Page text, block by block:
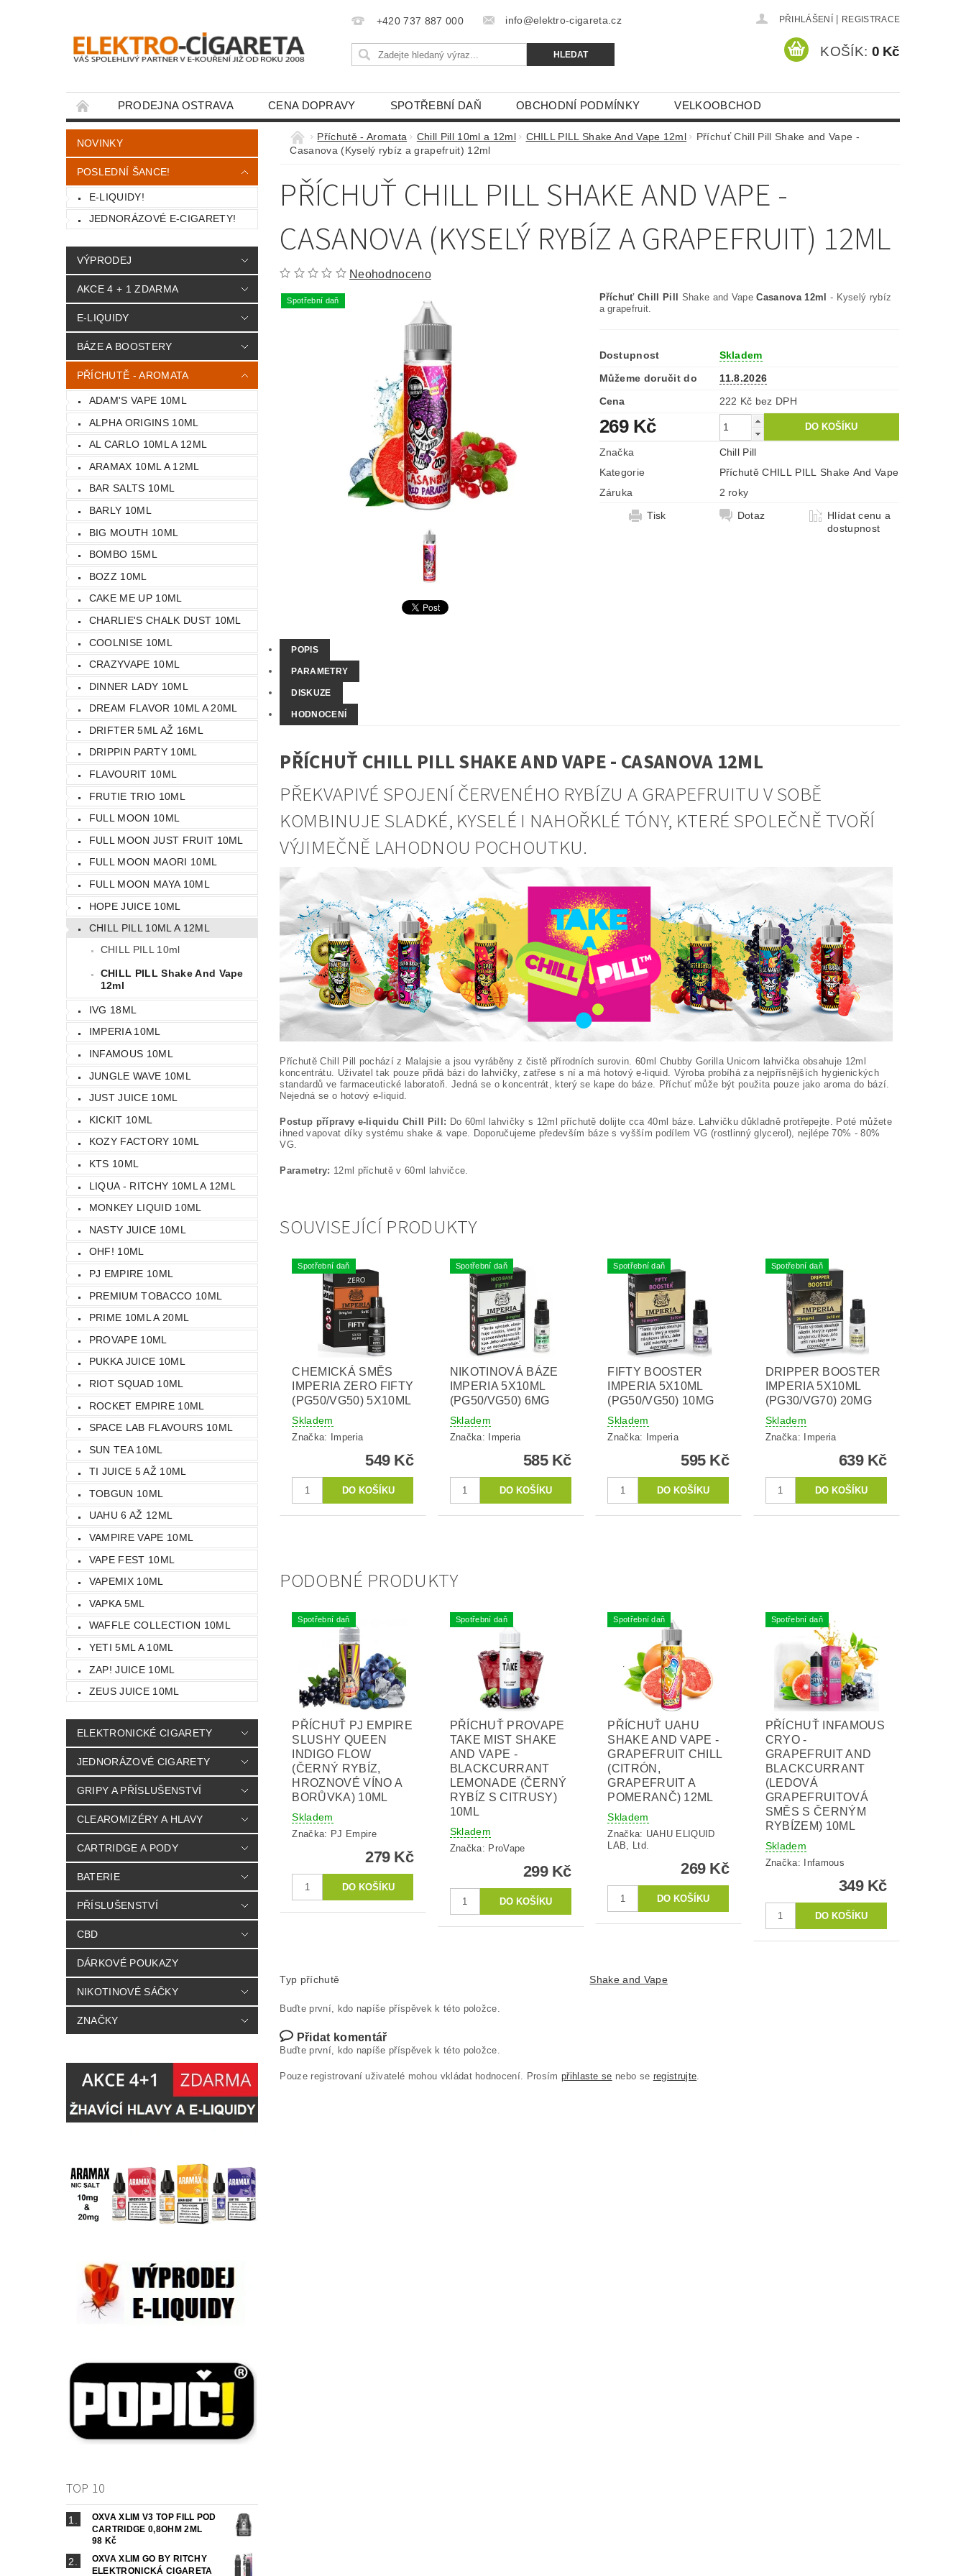
+420 737 887 000 info@elektro-cigareta.cz PŘIHLÁŠENÍ REGISTRACE
KOŠÍK: 0 Kč
PRODEJNA OSTRAVA CENA DOPRAVY SPOTŘEBNÍ DAŇ OBCHODNÍ PODMÍNKY VELKOOBCHOD
KONTAKTY
NOVINKY
POSLEDNÍ ŠANCE!
E-LIQUIDY!
JEDNORÁZOVÉ E-CIGARETY!
VÝPRODEJ
AKCE 4 + 1 ZDARMA
E-LIQUIDY
BÁZE A BOOSTERY
PŘÍCHUTĚ - AROMATA
ADAM'S VAPE 10ML
ALPHA ORIGINS 10ML
AL CARLO 10ML A 12ML
ARAMAX 10ML A 12ML
BAR SALTS 10ML
BARLY 10ML
BIG MOUTH 10ML
BOMBO 15ML
BOZZ 10ML
CAKE ME UP 10ML
CHARLIE'S CHALK DUST 10ML
COOLNISE 10ML
CRAZYVAPE 10ML
DINNER LADY 10ML
DREAM FLAVOR 10ML A 20ML
DRIFTER 5ML AŽ 16ML
DRIPPIN PARTY 10ML
FLAVOURIT 10ML
FRUTIE TRIO 10ML
FULL MOON 10ML
FULL MOON JUST FRUIT 10ML
FULL MOON MAORI 10ML
FULL MOON MAYA 10ML
HOPE JUICE 10ML
CHILL PILL 10ML A 12ML
CHILL PILL 10ml
CHILL PILL Shake And Vape
12ml
IVG 18ML
IMPERIA 10ML
INFAMOUS 10ML
JUNGLE WAVE 10ML
JUST JUICE 10ML
KICKIT 10ML
KOZY FACTORY 10ML
KTS 10ML
LIQUA - RITCHY 10ML A 12ML
MONKEY LIQUID 10ML
NASTY JUICE 10ML
OHF! 10ML
PJ EMPIRE 10ML
PREMIUM TOBACCO 10ML
PRIME 10ML A 20ML
PROVAPE 10ML
PUKKA JUICE 10ML
RIOT SQUAD 10ML
ROCKET EMPIRE 10ML
SPACE LAB FLAVOURS 10ML
SUN TEA 10ML
TI JUICE 5 AŽ 10ML
TOBGUN 10ML
UAHU 6 AŽ 12ML
VAMPIRE VAPE 10ML
VAPE FEST 10ML
VAPEMIX 10ML
VAPKA 5ML
WAFFLE COLLECTION 10ML
YETI 5ML A 10ML
ZAP! JUICE 10ML
ZEUS JUICE 10ML
ELEKTRONICKÉ CIGARETY
JEDNORÁZOVÉ CIGARETY
GRIPY A PŘÍSLUŠENSTVÍ
CLEAROMIZÉRY A HLAVY
CARTRIDGE A PODY
BATERIE
PŘÍSLUŠENSTVÍ
CBD
DÁRKOVÉ POUKAZY
NIKOTINOVÉ SÁČKY
ZNAČKY
TOP 10
OXVA XLIM V3 TOP FILL POD
CARTRIDGE 0,8OHM 2ML
98 Kč
OXVA XLIM GO BY RITCHY
ELEKTRONICKÁ CIGARETA
Příchutě - Aromata Chill Pill 10ml a 12ml CHILL PILL Shake And Vape 12ml
Příchuť Chill Pill Shake and Vape -
Casanova (Kyselý rybíz a grapefruit) 12ml
PŘÍCHUŤ CHILL PILL SHAKE AND VAPE -
CASANOVA (KYSELÝ RYBÍZ A GRAPEFRUIT) 12ML
Neohodnoceno
Spotřební daň Příchuť Chill Pill Shake and VapeCasanova 12ml
- Kyselý rybíz
a grapefruit.
Dostupnost
Skladem
Můžeme doručit do
11.8.2026
Cena
222 Kč bez DPH
269 Kč
Značka
Chill Pill
Kategorie
Příchutě CHILL PILL Shake And Vape
Záruka
2 roky
Tisk
Dotaz
Hlídat cenu a
dostupnost
POPIS
PARAMETRY
DISKUZE
HODNOCENÍ
PŘÍCHUŤ CHILL PILL SHAKE AND VAPE - CASANOVA 12ML
PŘEKVAPIVÉ SPOJENÍ ČERVENÉHO RYBÍZU A GRAPEFRUITU V SOBĚ
KOMBINUJE SLADKÉ, KYSELÉ I NAHOŘKLÉ TÓNY, KTERÉ SPOLEČNĚ TVOŘÍ
VÝJIMEČNĚ LAHODNOU POCHOUTKU.
Příchutě Chill Pill pochází z Malajsie a jsou vyráběny z čistě přírodních surovin. 60ml Chubby Gorilla Unicorn lahvička obsahuje 12ml
koncentrátu. Uživatel tak pouze přidá bázi do lahvičky, zatřese s ní a má hotový e-liquid. Výroba probíhá za nejpřísnějších hygienických
standardů ve farmaceutické laboratoři. Jedná se o koncentrát, který se kape do báze. Příchuť může být použita pouze jako aroma do bází.
Nejedná se o hotový e-liquid.
Postup přípravy e-liquidu Chill Pill: Do 60ml lahvičky s 12ml příchutě dolijte cca 40ml báze. Lahvičku důkladně protřepejte. Poté můžete
ihned vapovat díky systému shake & vape. Doporučujeme především báze s vyšším podílem VG (rostlinný glycerol), nejlépe 70% - 80%
VG.
Parametry: 12ml příchutě v 60ml lahvičce.
SOUVISEJÍCÍ PRODUKTY
Spotřební daň
CHEMICKÁ SMĚS
IMPERIA ZERO FIFTY
(PG50/VG50) 5X10ML
Skladem
Značka: Imperia
549 Kč
Spotřební daň
NIKOTINOVÁ BÁZE
IMPERIA 5X10ML
(PG50/VG50) 6MG
Skladem
Značka: Imperia
585 Kč
Spotřební daň
FIFTY BOOSTER
IMPERIA 5X10ML
(PG50/VG50) 10MG
Skladem
Značka: Imperia
595 Kč
Spotřební daň
DRIPPER BOOSTER
IMPERIA 5X10ML
(PG30/VG70) 20MG
Skladem
Značka: Imperia
639 Kč
PODOBNÉ PRODUKTY
Spotřební daň
PŘÍCHUŤ PJ EMPIRE
SLUSHY QUEEN
INDIGO FLOW
(ČERNÝ RYBÍZ,
HROZNOVÉ VÍNO A
BORŮVKA) 10ML
Skladem
Značka: PJ Empire
279 Kč
Spotřební daň
PŘÍCHUŤ PROVAPE
TAKE MIST SHAKE
AND VAPE -
BLACKCURRANT
LEMONADE (ČERNÝ
RYBÍZ S CITRUSY)
10ML
Skladem
Značka: ProVape
299 Kč
Spotřební daň
PŘÍCHUŤ UAHU
SHAKE AND VAPE -
GRAPEFRUIT CHILL
(CITRÓN,
GRAPEFRUIT A
POMERANČ) 12ML
Skladem
Značka: UAHU ELIQUID
LAB, Ltd.
269 Kč
Spotřební daň
PŘÍCHUŤ INFAMOUS
CRYO -
GRAPEFRUIT AND
BLACKCURRANT
(LEDOVÁ
GRAPEFRUITOVÁ
SMĚS S ČERNÝM
RYBÍZEM) 10ML
Skladem
Značka: Infamous
349 Kč
Typ příchutě Shake and Vape
Buďte první, kdo napíše příspěvek k této položce.
Přidat komentář
Buďte první, kdo napíše příspěvek k této položce.
Pouze registrovaní uživatelé mohou vkládat hodnocení. Prosím přihlaste se nebo se registrujte.